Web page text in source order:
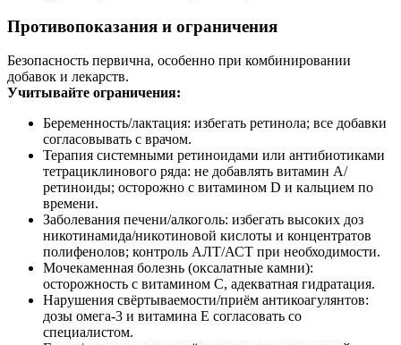
Противопоказания и ограничения
Безопасность первична, особенно при комбинировании
добавок и лекарств.
Учитывайте ограничения:
Беременность/лактация: избегать ретинола; все добавки
согласовывать с врачом.
Терапия системными ретиноидами или антибиотиками
тетрациклинового ряда: не добавлять витамин A/
ретиноиды; осторожно с витамином D и кальцием по
времени.
Заболевания печени/алкоголь: избегать высоких доз
никотинамида/никотиновой кислоты и концентратов
полифенолов; контроль АЛТ/АСТ при необходимости.
Мочекаменная болезнь (оксалатные камни):
осторожность с витамином C, адекватная гидратация.
Нарушения свёртываемости/приём антикоагулянтов:
дозы омега‑3 и витамина E согласовать со
специалистом.